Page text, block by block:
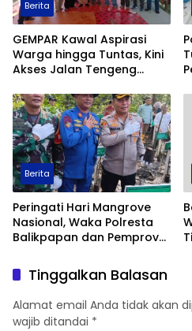
Berita
GEMPAR Kawal Aspirasi
Warga hingga Tuntas, Kini
Akses Jalan Tengeng
Berita
Peringati Hari Mangrove
Nasional, Waka Polresta
Balikpapan dan Pemprov
Mangrove di Pantai Lamaru
Tinggalkan Balasan
Alamat email Anda tidak akan
wajib ditandai *